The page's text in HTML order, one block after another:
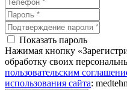
Показать пароль
Нажимая кнопку
обработку своих
пользовательским
использования сайта: